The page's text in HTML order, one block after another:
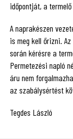
időpontját, a
A naprakészen
is meg kell őrizni.
során kérésre a
Permetezési napló
áru nem
az szabálysértést
Tegdes László